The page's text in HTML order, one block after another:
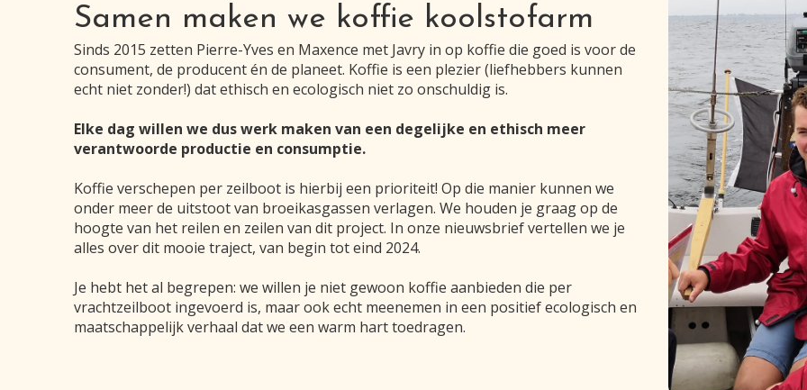
Samen maken we koffie koolstofarm
Sinds 2015 zetten Pierre-Yves en Maxence met Javry in op koffie die goed is voor de
consument, de producent én de planeet. Koffie is een plezier (liefhebbers kunnen
echt niet zonder!) dat ethisch en ecologisch niet zo onschuldig is.
Elke dag willen we dus werk maken van een degelijke en ethisch meer
verantwoorde productie en consumptie.
Koffie verschepen per zeilboot is hierbij een prioriteit! Op die manier kunnen we
onder meer de uitstoot van broeikasgassen verlagen. We houden je graag op de
hoogte van het reilen en zeilen van dit project. In onze nieuwsbrief vertellen we je
alles over dit mooie traject, van begin tot eind 2024.
Je hebt het al begrepen: we willen je niet gewoon koffie aanbieden die per
vrachtzeilboot ingevoerd is, maar ook echt meenemen in een positief ecologisch en
maatschappelijk verhaal dat we een warm hart toedragen.